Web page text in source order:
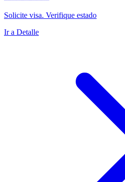
Solicite visa. Verifique estado
Ir a Detalle